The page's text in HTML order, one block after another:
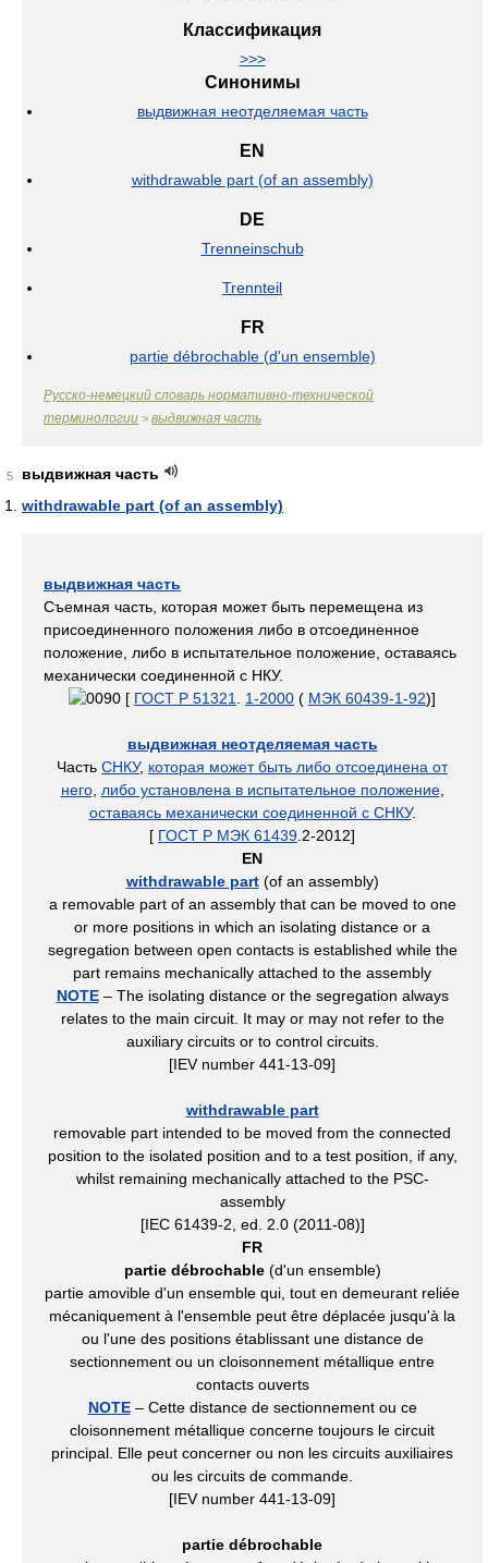
Классификация
>>>
Синонимы
выдвижная неотделяемая часть
EN
withdrawable part (of an assembly)
DE
Trenneinschub
Trennteil
FR
partie débrochable (d'un ensemble)
Русско-немецкий словарь нормативно-технической
терминологии > выдвижная часть
5
выдвижная часть
withdrawable part (of an assembly)
выдвижная часть
Съемная часть, которая может быть перемещена из
присоединенного положения либо в отсоединенное
положение, либо в испытательное положение, оставаясь
механически соединенной с НКУ.
[ ГОСТ Р 51321 1-2000 ( МЭК 60439-1-92)]
выдвижная неотделяемая часть
Часть СНКУ, которая может быть либо отсоединена от
него, либо установлена в испытательное положение,
оставаясь механически соединенной с СНКУ.
[ ГОСТ Р МЭК 61439 .2-2012]
EN
withdrawable part(of an assembly)
a removable part of an assembly that can be moved to one
or more positions in which an isolating distance or a
segregation between open contacts is established while the
part remains mechanically attached to the assembly
NOTE– The isolating distance or the segregation always
relates to the main circuit. It may or may not refer to the
auxiliary circuits or to control circuits.
[IEV number 441-13-09]
withdrawable part
removable part intended to be moved from the connected
position to the isolated position and to a test position, if any,
whilst remaining mechanically attached to the PSC-
assembly
[IEC 61439-2, ed. 2.0 (2011-08)]
FR
partie débrochable(d'un ensemble)
partie amovible d'un ensemble qui, tout en demeurant reliée
mécaniquement à l'ensemble peut être déplacée jusqu'à la
ou l'une des positions établissant une distance de
sectionnement ou un cloisonnement métallique entre
contacts ouverts
NOTE– Cette distance de sectionnement ou ce
cloisonnement métallique concerne toujours le circuit
principal. Elle peut concerner ou non les circuits auxiliaires
ou les circuits de commande.
[IEV number 441-13-09]
partie débrochable